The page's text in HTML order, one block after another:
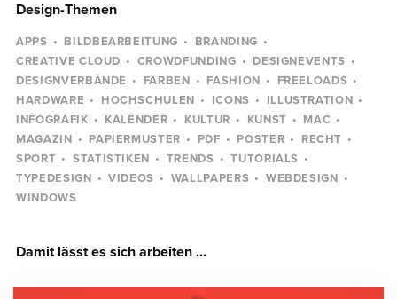
Design-Themen
APPS BILDBEARBEITUNG
BRANDING
CREATIVE CLOUD
CROWDFUNDING
DESIGNEVENTS
DESIGNVERBÄNDE
FARBEN FASHION
FREELOADS
HARDWARE
HOCHSCHULEN ICONS
ILLUSTRATION
INFOGRAFIK
KALENDER KULTUR KUNST
MAC
MAGAZIN
PAPIERMUSTER PDF POSTER
RECHT
SPORT
STATISTIKEN TRENDS
TUTORIALS
TYPEDESIGN
VIDEOS WALLPAPERS
WEBDESIGN
WINDOWS
Damit lässt es sich arbeiten ...